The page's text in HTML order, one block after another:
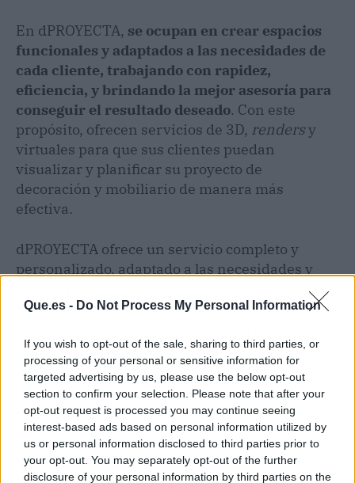
Que.es - Do Not Process My Personal Information
If you wish to opt-out of the sale, sharing to third parties, or
processing of your personal or sensitive information for
targeted advertising by us, please use the below opt-out
section to confirm your selection. Please note that after your
opt-out request is processed you may continue seeing
interest-based ads based on personal information utilized by
us or personal information disclosed to third parties prior to
your opt-out. You may separately opt-out of the further
disclosure of your personal information by third parties on the
En dPROYECTA, se ocupan en crear espacios
funcionales y adaptados a las necesidades de
cada cliente, trabajando con rapidez,
eficiencia, y brindando la mejor asesoría para
conseguir el resultado deseado. Con este
propósito, ofrecen servicios de 3D, rendersy
virtuales para que sus clientes puedan
visualizar y planificar su proyecto de
decoración y mobiliario de manera más
efectiva.
dPROYECTA ofrece un servicio completo y
personalizado, adaptado a las necesidades y
hacer de la decoración de los espacios